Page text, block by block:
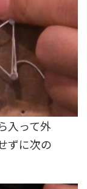
入って外
ずに次の